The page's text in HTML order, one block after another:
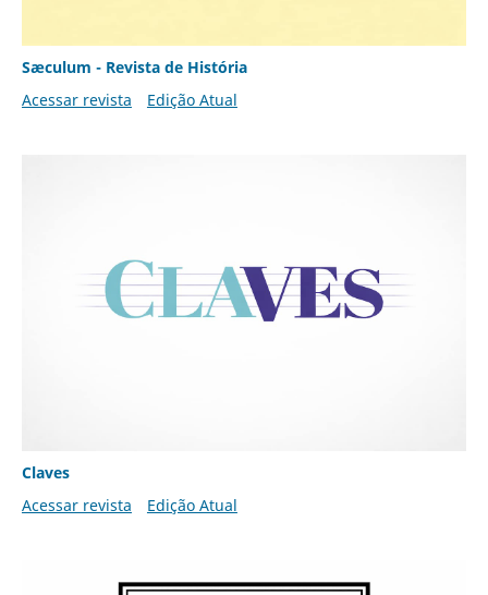
Sæculum - Revista de História
Acessar revista
Edição Atual
Claves
Acessar revista
Edição Atual